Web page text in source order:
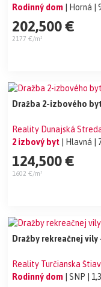
Rodinný dom
| Horná |
202,500 €
2177 €/m²
Dražba 2-izbového
Reality Dunajská
2 izbový byt
| Hlavná
124,500 €
1602 €/m²
Dražby rekreačnej
Reality Turčianska
Rodinný dom
| SNP |